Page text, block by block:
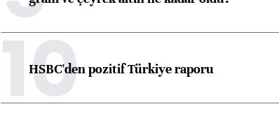
10
HSBC'den pozitif Türkiye raporu